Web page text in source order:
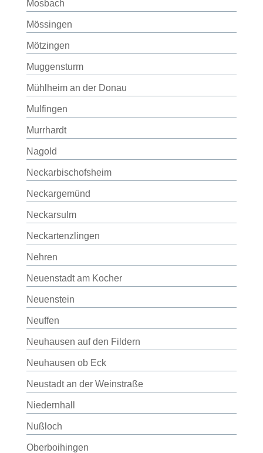
Mosbach
Mössingen
Mötzingen
Muggensturm
Mühlheim an der Donau
Mulfingen
Murrhardt
Nagold
Neckarbischofsheim
Neckargemünd
Neckarsulm
Neckartenzlingen
Nehren
Neuenstadt am Kocher
Neuenstein
Neuffen
Neuhausen auf den Fildern
Neuhausen ob Eck
Neustadt an der Weinstraße
Niedernhall
Nußloch
Oberboihingen